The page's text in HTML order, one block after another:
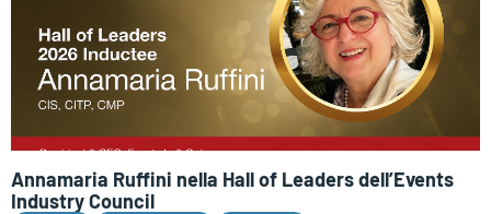
Annamaria Ruffini nella Hall of Leaders dell’Events
Industry Council